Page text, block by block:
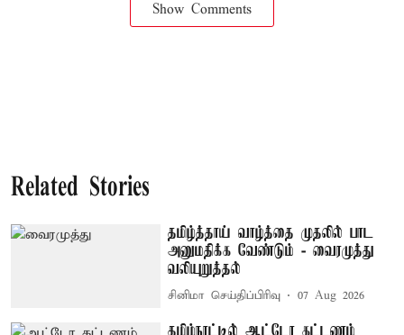
Show Comments
Related Stories
தமிழ்த்தாய் வாழ்த்தை முதலில் பாட
அனுமதிக்க வேண்டும் - வைரமுத்து
வலியுறுத்தல்
சினிமா செய்திப்பிரிவு 07 Aug 2026